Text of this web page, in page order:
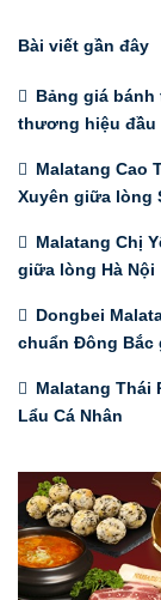
Bài viết gần đây
Bảng giá
thương hiệu đầu
Malatang Cao
Xuyên giữa lòng
Malatang Chị
giữa lòng Hà Nội
Dongbei
chuẩn Đông Bắc
Malatang Thái
Lẩu Cá Nhân